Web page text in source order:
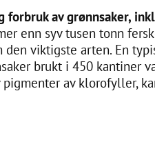
forbruk av grønnsaker,
enn syv tusen tonn
den viktigste arten. En
brukt i 450 kantiner
av klorofyller,